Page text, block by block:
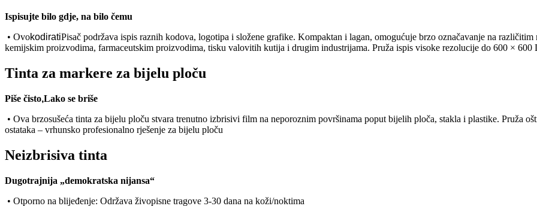
Ispisujte bilo gdje, na bilo čemu
• OvokodiratiPisač podržava ispis raznih kodova, logotipa i složene grafike. Kompaktan i lagan, omogućuje brzo označavanje na
kemijskim proizvodima, farmaceutskim proizvodima, tisku valovitih kutija i drugim industrijama. Pruža ispis visoke rezolucije do 600 ×
Tinta za markere za bijelu ploču
Piše čisto,Lako se briše
• Ova brzosušeća tinta za bijelu ploču stvara trenutno izbrisivi film na neporoznim površinama poput bijelih ploča, stakla i plastike. Pruža
ostataka – vrhunsko profesionalno rješenje za bijelu ploču
Neizbrisiva tinta
Dugotrajnija „demokratska nijansa“
• Otporno na blijeđenje: Održava živopisne tragove 3-30 dana na koži/noktima